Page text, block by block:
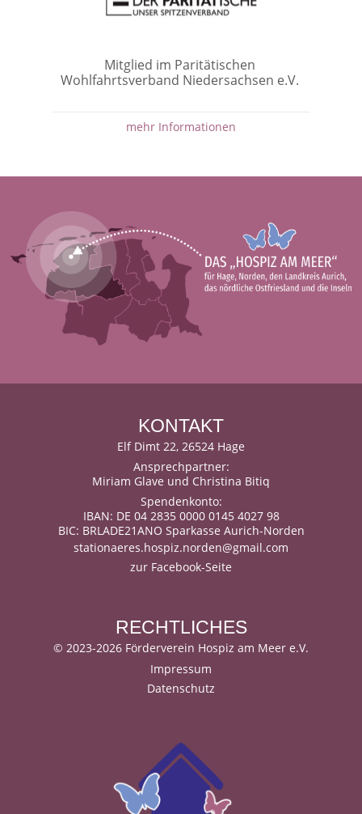
Mitglied im Paritätischen
Wohlfahrtsverband Niedersachsen e.V.
mehr Informationen
KONTAKT
Elf Dimt 22, 26524 Hage
Ansprechpartner:
Miriam Glave und Christina Bitiq
Spendenkonto:
IBAN: DE 04 2835 0000 0145 4027 98
BIC: BRLADE21ANO Sparkasse Aurich-Norden
stationaeres.hospiz.norden@gmail.com
zur Facebook-Seite
RECHTLICHES
© 2023-2026 Förderverein Hospiz am Meer e.V.
Impressum
Datenschutz